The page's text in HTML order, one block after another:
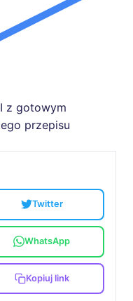
z gotowym
przepisu
Twitter
WhatsApp
Kopiuj link